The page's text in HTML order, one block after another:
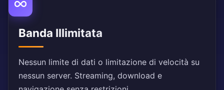
Banda Illimitata
Nessun limite di dati o limitazione di velocità su
nessun server. Streaming, download e